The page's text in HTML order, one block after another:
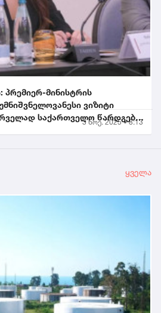
პრემიერ-მინისტრის
ვიზიტი
საქართველო წარდგება
3 ნოე. 2025 • 8:13
ყველა